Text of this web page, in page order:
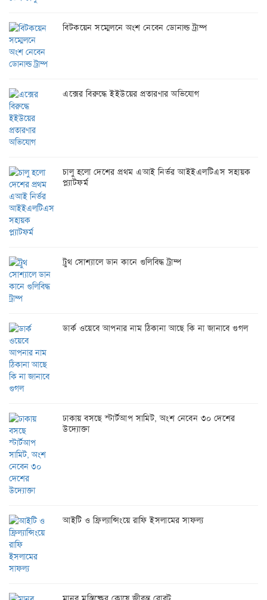
বিটকয়েন সম্মেলনে অংশ নেবেন ডোনাল্ড ট্রাম্প
এক্সের বিরুদ্ধে ইইউয়ের প্রতারণার অভিযোগ
চালু হলো দেশের প্রথম এআই নির্ভর আইইএলটিএস সহায়ক
প্ল্যাটফর্ম
ট্রুথ সোশ্যালে ডান কানে গুলিবিদ্ধ ট্রাম্প
ডার্ক ওয়েবে আপনার নাম ঠিকানা আছে কি না জানাবে গুগল
ঢাকায় বসছে স্টার্টআপ সামিট, অংশ নেবেন ৩০ দেশের
উদ্যোক্তা
আইটি ও ফ্রিল্যান্সিংয়ে রাফি ইসলামের সাফল্য